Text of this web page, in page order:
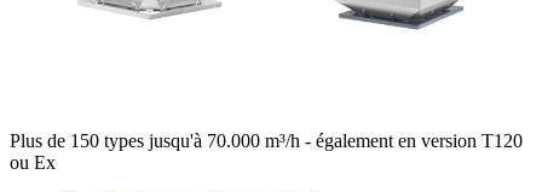
Plus de 150 types jusqu'à 70.000 m³/h - également en version T120
ou Ex